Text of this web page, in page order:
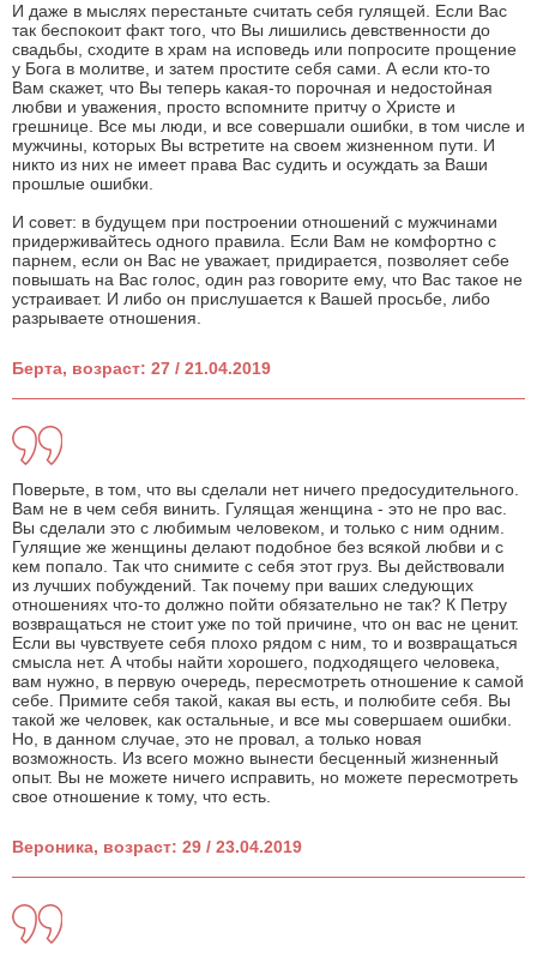
И даже в мыслях перестаньте считать себя гулящей. Если Вас
так беспокоит факт того, что Вы лишились девственности до
свадьбы, сходите в храм на исповедь или попросите прощение
у Бога в молитве, и затем простите себя сами. А если кто-то
Вам скажет, что Вы теперь какая-то порочная и недостойная
любви и уважения, просто вспомните притчу о Христе и
грешнице. Все мы люди, и все совершали ошибки, в том числе и
мужчины, которых Вы встретите на своем жизненном пути. И
никто из них не имеет права Вас судить и осуждать за Ваши
прошлые ошибки.
И совет: в будущем при построении отношений с мужчинами
придерживайтесь одного правила. Если Вам не комфортно с
парнем, если он Вас не уважает, придирается, позволяет себе
повышать на Вас голос, один раз говорите ему, что Вас такое не
устраивает. И либо он прислушается к Вашей просьбе, либо
разрываете отношения.
Берта, возраст: 27 / 21.04.2019
Поверьте, в том, что вы сделали нет ничего предосудительного.
Вам не в чем себя винить. Гулящая женщина - это не про вас.
Вы сделали это с любимым человеком, и только с ним одним.
Гулящие же женщины делают подобное без всякой любви и с
кем попало. Так что снимите с себя этот груз. Вы действовали
из лучших побуждений. Так почему при ваших следующих
отношениях что-то должно пойти обязательно не так? К Петру
возвращаться не стоит уже по той причине, что он вас не ценит.
Если вы чувствуете себя плохо рядом с ним, то и возвращаться
смысла нет. А чтобы найти хорошего, подходящего человека,
вам нужно, в первую очередь, пересмотреть отношение к самой
себе. Примите себя такой, какая вы есть, и полюбите себя. Вы
такой же человек, как остальные, и все мы совершаем ошибки.
Но, в данном случае, это не провал, а только новая
возможность. Из всего можно вынести бесценный жизненный
опыт. Вы не можете ничего исправить, но можете пересмотреть
свое отношение к тому, что есть.
Вероника, возраст: 29 / 23.04.2019